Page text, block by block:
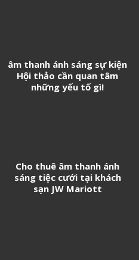
âm thanh ánh sáng sự kiện
Hội thảo cần quan tâm
những yếu tố gì!
Cho thuê âm thanh ánh
sáng tiệc cưới tại khách
sạn JW Mariott